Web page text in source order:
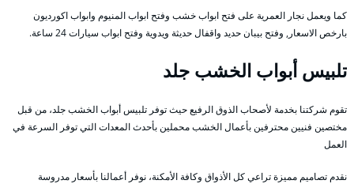
كما ويعمل نجار العمرية على فتح ابواب خشب وفتح ابواب المنيوم وابواب اكورديون
بارخص الاسعار, وفتح بيبان حديد واقفال حديثة ويدوية وفتح ابواب سيارات 24 ساعة.
تلبيس أبواب الخشب جلد
تقوم شركتنا بخدمة لأصحاب الذوق الرفيع حيث توفر تلبيس أبواب الخشب جلد، من قبل
مختصين فنيين محترفين بأعمال الخشب محملين بأحدث المعدات التي توفر السرعة في
العمل
نقدم تصاميم مميزة تراعي كل الأذواق وكافة الأمكنة، نوفر أعمالنا بأسعار مدروسة